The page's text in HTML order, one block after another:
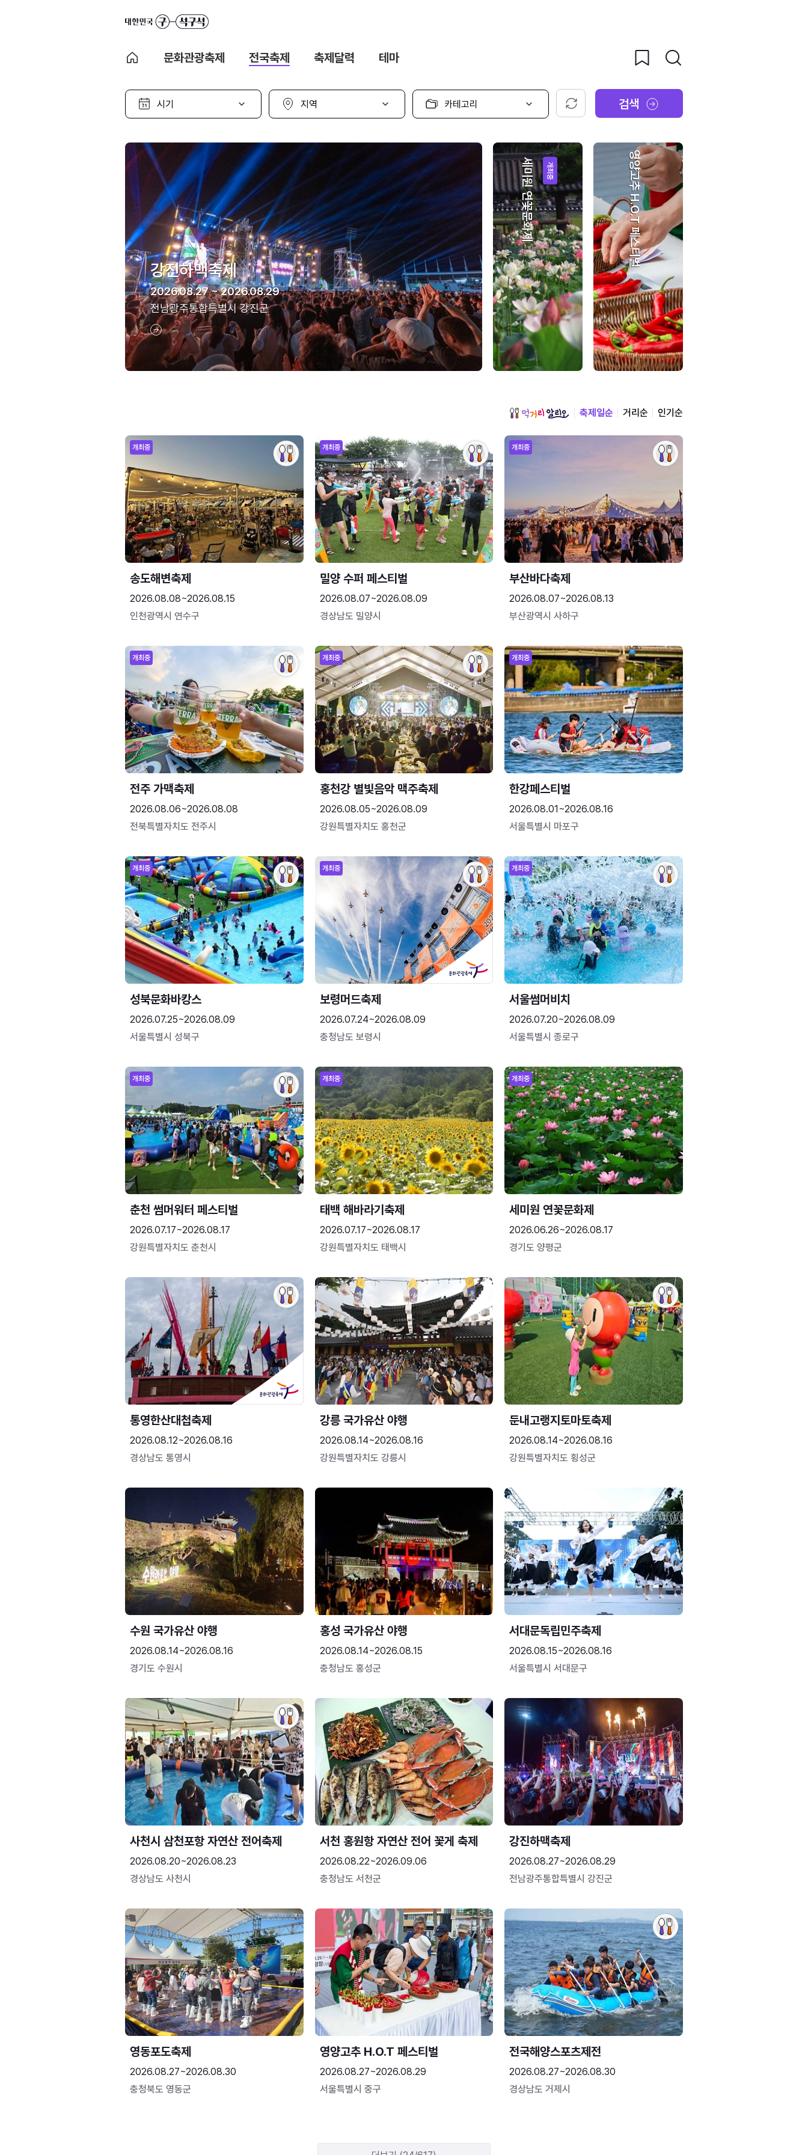
문화관광축제 전국축제 축제달력 테마
시
선
지
선
카
고
선
택
초기화 검색
강진하맥축제
2026.08.27 ~ 2026.08.29
전남광주통합특별시 강진군
개최중
세미원 연꽃문화제 영양고추 H.O.T 페스티벌
축제일순 거리순 인기순
개최중
송도해변축제
2026.08.08~2026.08.15
인천광역시 연수구
개최중
밀양 수퍼 페스티벌
2026.08.07~2026.08.09
경상남도 밀양시
개최중
부산바다축제
2026.08.07~2026.08.13
부산광역시 사하구
개최중
전주 가맥축제
2026.08.06~2026.08.08
전북특별자치도 전주시
개최중
홍천강 별빛음악 맥주축제
2026.08.05~2026.08.09
강원특별자치도 홍천군
개최중
한강페스티벌
2026.08.01~2026.08.16
서울특별시 마포구
개최중
성북문화바캉스
2026.07.25~2026.08.09
서울특별시 성북구
개최중
보령머드축제
2026.07.24~2026.08.09
충청남도 보령시
개최중
서울썸머비치
2026.07.20~2026.08.09
서울특별시 종로구
개최중
춘천 썸머워터 페스티벌
2026.07.17~2026.08.17
강원특별자치도 춘천시
개최중
태백 해바라기축제
2026.07.17~2026.08.17
강원특별자치도 태백시
개최중
세미원 연꽃문화제
2026.06.26~2026.08.17
경기도 양평군
통영한산대첩축제
2026.08.12~2026.08.16
경상남도 통영시
강릉 국가유산 야행
2026.08.14~2026.08.16
강원특별자치도 강릉시
둔내고랭지토마토축제
2026.08.14~2026.08.16
강원특별자치도 횡성군
수원 국가유산 야행
2026.08.14~2026.08.16
경기도 수원시
홍성 국가유산 야행
2026.08.14~2026.08.15
충청남도 홍성군
서대문독립민주축제
2026.08.15~2026.08.16
서울특별시 서대문구
사천시 삼천포항 자연산 전어축제
2026.08.20~2026.08.23
경상남도 사천시
서천 홍원항 자연산 전어 꽃게 축제
2026.08.22~2026.09.06
충청남도 서천군
강진하맥축제
2026.08.27~2026.08.29
전남광주통합특별시 강진군
영동포도축제
2026.08.27~2026.08.30
충청북도 영동군
영양고추 H.O.T 페스티벌
2026.08.27~2026.08.29
서울특별시 중구
전국해양스포츠제전
2026.08.27~2026.08.30
경상남도 거제시